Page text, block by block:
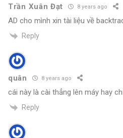
Trần Xuân Đạt 8 years ago
AD cho mình xin tài liệu về
Reply
quân 8 years ago
cái này là cài thẳng lên máy hay
Reply